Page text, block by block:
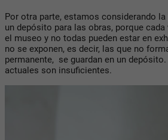
Por otra parte, estamos considerando
un depósito para las obras, porque cada
el museo y no todas pueden estar en
no se exponen, es decir, las que no
permanente, se guardan en un
actuales son insuficientes.